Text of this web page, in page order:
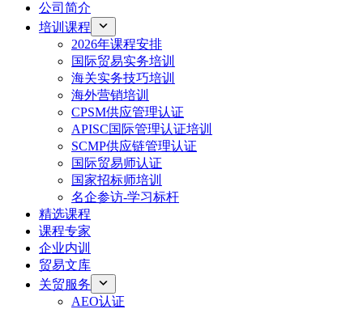
公司简介
培训课程
2026年课程安排
国际贸易实务培训
海关实务技巧培训
海外营销培训
CPSM供应管理认证
APISC国际管理认证培训
SCMP供应链管理认证
国际贸易师认证
国家招标师培训
名企参访-学习标杆
精选课程
课程专家
企业内训
贸易文库
关贸服务
AEO认证